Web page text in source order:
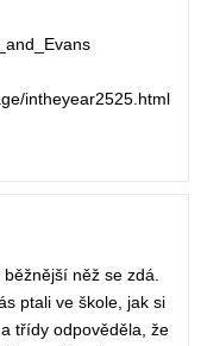
intheyear2525.html
něž se zdá.
ptali ve škole, jak si
třídy odpověděla, že